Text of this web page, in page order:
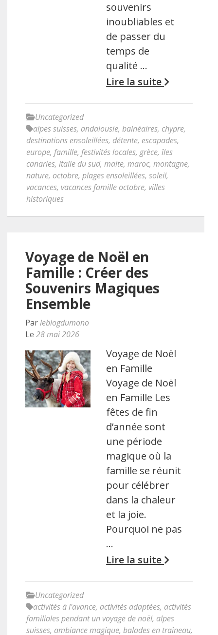
souvenirs
inoubliables et
de passer du
temps de
qualité …
Lire la suite
Uncategorized
alpes suisses, andalousie, balnéaires, chypre,
destinations ensoleillées, détente, escapades,
europe, famille, festivités locales, grèce, îles
canaries, italie du sud, malte, maroc, montagne,
nature, octobre, plages ensoleillées, soleil,
vacances, vacances famille octobre, villes
historiques
Voyage de Noël en
Famille : Créer des
Souvenirs Magiques
Ensemble
Parleblogdumono
Le 28 mai 2026
Voyage de Noël
en Famille
Voyage de Noël
en Famille Les
fêtes de fin
d’année sont
une période
magique où la
famille se réunit
pour célébrer
dans la chaleur
et la joie.
Pourquoi ne pas
…
Lire la suite
Uncategorized
activités à l'avance, activités adaptées, activités
familiales pendant un voyage de noël, alpes
suisses, ambiance magique, balades en traîneau,